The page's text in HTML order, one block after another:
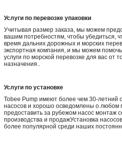
Услуги по перевозке упаковки
Учитывая размер заказа, мы можем
вашим потребностям, чтобы убедиться,
время дальних дорожных и морских
экспортная компания, и мы можем
услуги по морской перевозке для вас от
назначения..
Услуги по установке
Tobee Pump имеют более чем 30-летний
насосов и хорошо осведомлены о
предоставить за рубежом насос монтаж
производства и продажУстановка
более популярной среди наших